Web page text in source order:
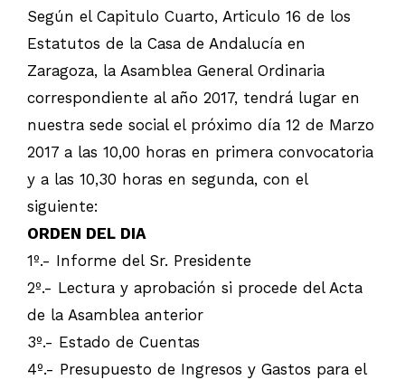
Según el Capitulo Cuarto, Articulo 16 de los
Estatutos de la Casa de Andalucía en
Zaragoza, la Asamblea General Ordinaria
correspondiente al año 2017, tendrá lugar en
nuestra sede social el próximo día 12 de Marzo
2017 a las 10,00 horas en primera convocatoria
y a las 10,30 horas en segunda, con el
siguiente:
ORDEN DEL DIA
1º.- Informe del Sr. Presidente
2º.- Lectura y aprobación si procede del Acta
de la Asamblea anterior
3º.- Estado de Cuentas
4º.- Presupuesto de Ingresos y Gastos para el